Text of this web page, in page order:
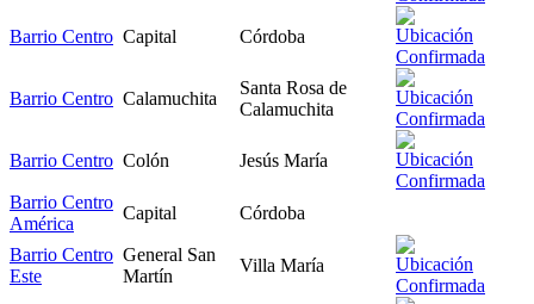
Barrio Centro Capital Córdoba
Barrio Centro Calamuchita
Santa Rosa de
Calamuchita
Barrio Centro Colón Jesús María
Barrio Centro
América
Capital Córdoba
Barrio Centro
Este
General San
Martín
Villa María